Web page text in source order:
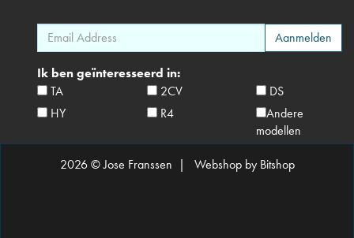
Ik ben geïnteresseerd in:
TA
2CV
DS
HY
R4
Andere
modellen
2026 © Jose Franssen | Webshop by Bitshop